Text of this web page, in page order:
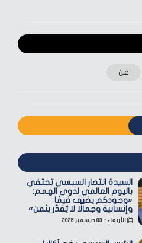
فن
السيدة انتصار السيسي تحتفي
باليوم العالمي لذوي الهمم:
«وجودكم يضيف قيمًا
وإنسانية وجمالًا لا يُقدّر بثمن»
الأربعاء - ٠٣ ديسمبر ٢٠٢٥